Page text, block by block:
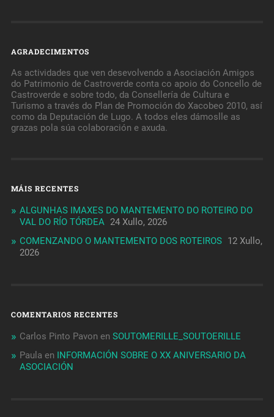
AGRADECIMENTOS
As actividades que ven desevolvendo a Asociación Amigos
do Patrimonio de Castroverde conta co apoio do Concello de
Castroverde e sobre todo, da Consellería de Cultura e
Turismo a través do Plan de Promoción do Xacobeo 2010, así
como da Deputación de Lugo. A todos eles dámoslle as
grazas pola súa colaboración e axuda.
MÁIS RECENTES
ALGUNHAS IMAXES DO MANTEMENTO DO ROTEIRO DO
VAL DO RÍO TÓRDEA 24 Xullo, 2026
COMENZANDO O MANTEMENTO DOS ROTEIROS 12 Xullo,
2026
COMENTARIOS RECENTES
Carlos Pinto Pavon en SOUTOMERILLE_SOUTOERILLE
Paula en INFORMACIÓN SOBRE O XX ANIVERSARIO DA
ASOCIACIÓN